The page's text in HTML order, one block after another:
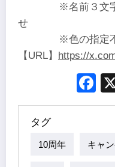
※名前３文字ま
せ
※色の指定
【URL】
https://
タグ
10周年 キャ